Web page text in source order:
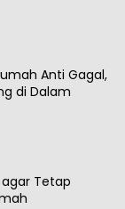
Anti Gagal,
di Dalam
Tetap